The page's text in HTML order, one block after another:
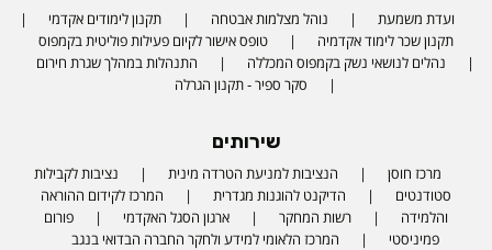
ועדת משמעת נוהל מצלמות אבטחה
תקנון לימודים אקדמי
תקנון שכר לימוד אקדמיה
טופס אישור לקיום פעילות פוליטית בקמפוס
נהלים לנושאי נשק בקמפוס המכללה
התנהלות במהלך שגרת חירום
סקר ספיר - תקנון הגרלה
שירותים
מרכז חוסן הנציבות למניעת הטרדה מינית
נציבות לקבילות
סטודנטים
הדיקנט להוגנות מגדרית
המרכז לקידום ההוראה
והלמידה
רשות המחקר ארגון הסגל האקדמי
פורום
פמיניסטי
המרכז הלאומי למידע ולחקר החברה הבדואי בנגב